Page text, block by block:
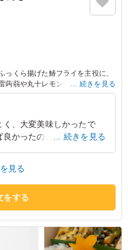
くら揚げた鰆フライを主役に、
蒟蒻や丸十レモン煮、アスパラ豚
寧に盛り付けました。お出汁のや
る味わいに。会議や行楽、季節の
続きを見る
、大変美味しかったで
かったのと、わらび餅に
府長岡京市滝ノ町2026/01/12
続きを見る
見る
をする